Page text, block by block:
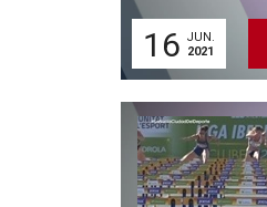
16 JUN.
2021